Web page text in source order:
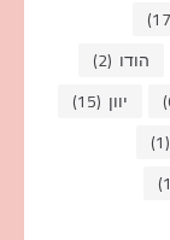
הודו (2)
יוון (15)
(1)